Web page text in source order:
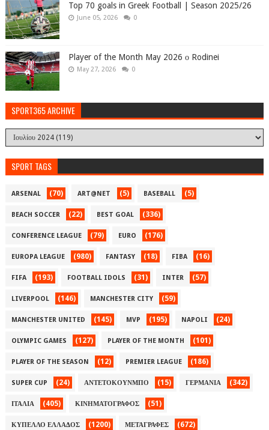
Top 70 goals in Greek Football | Season 2025/26
June 05, 2026 0
Player of the Month May 2026 ο Rodinei
May 27, 2026 0
SPORT365 ARCHIVE
SPORT TAGS
ARSENAL (70) ART@NET (5) BASEBALL (5)
BEACH SOCCER (22) BEST GOAL (336)
CONFERENCE LEAGUE (79) EURO (176)
EUROPA LEAGUE (980) FANTASY (18) FIBA (16)
FIFA (193) FOOTBALL IDOLS (31) INTER (57)
LIVERPOOL (146) MANCHESTER CITY (59)
MANCHESTER UNITED (145) MVP (195) NAPOLI (24)
OLYMPIC GAMES (127) PLAYER OF THE MONTH (101)
PLAYER OF THE SEASON (12) PREMIER LEAGUE (186)
SUPER CUP (24) ΑΝΤΕΤΟΚΟΥΝΜΠΟ (15) ΓΕΡΜΑΝΙΑ (342)
ΙΤΑΛΙΑ (405) ΚΙΝΗΜΑΤΟΓΡΑΦΟΣ (51)
ΚΥΠΕΛΛΟ ΕΛΛΑΔΟΣ (1200) ΜΕΤΑΓΡΑΦΕΣ (672)